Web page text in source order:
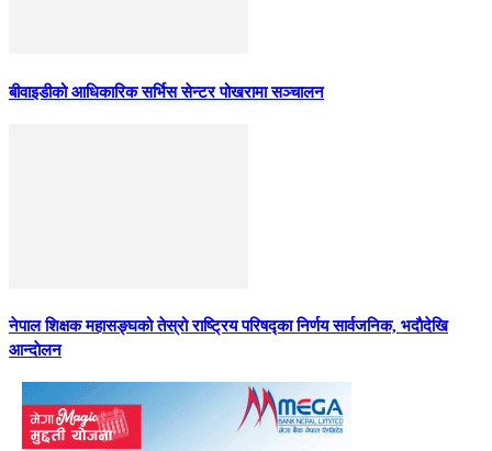
बीवाइडीको आधिकारिक सर्भिस सेन्टर पोखरामा सञ्चालन
नेपाल शिक्षक महासङ्घको तेस्रो राष्ट्रिय परिषद्का निर्णय सार्वजनिक, भदाैदेखि
आन्दाेलन